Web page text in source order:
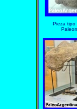
Pieza tipo